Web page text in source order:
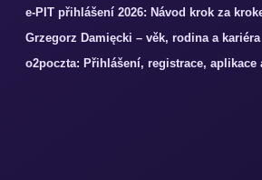
e-PIT přihlášení 2026: Návod krok za
Grzegorz Damięcki – věk, rodina a kariéra
o2poczta: Přihlášení, registrace, aplikace